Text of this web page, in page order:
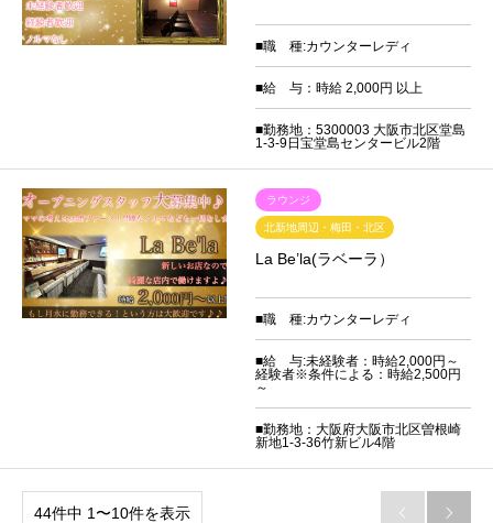
■職 種:カウンターレディ
■給 与：時給 2,000円 以上
■勤務地：5300003 大阪市北区堂島
1-3-9日宝堂島センタービル2階
ラウンジ
北新地周辺・梅田・北区
La Be’la(ラベーラ）
■職 種:カウンターレディ
■給 与:未経験者：時給2,000円～
経験者※条件による：時給2,500円
～
■勤務地：大阪府大阪市北区曽根崎
新地1-3-36竹新ビル4階
44件中 1〜10件を表示  